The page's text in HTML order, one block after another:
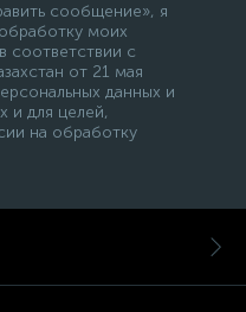
сообщение», я
моих
соответствии с
от 21 мая
данных и
и для целей,
на обработку